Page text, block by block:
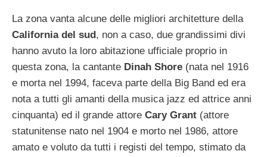
La zona vanta alcune delle migliori architetture della
California del sud, non a caso, due grandissimi divi
hanno avuto la loro abitazione ufficiale proprio in
questa zona, la cantante Dinah Shore (nata nel 1916
e morta nel 1994, faceva parte della Big Band ed era
nota a tutti gli amanti della musica jazz ed attrice anni
cinquanta) ed il grande attore Cary Grant (attore
statunitense nato nel 1904 e morto nel 1986, attore
amato e voluto da tutti i registi del tempo, stimato da